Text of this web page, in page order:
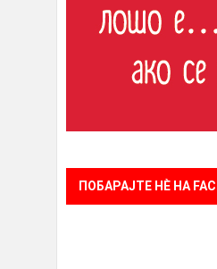
ПОБАРАЈТЕ НÈ НА